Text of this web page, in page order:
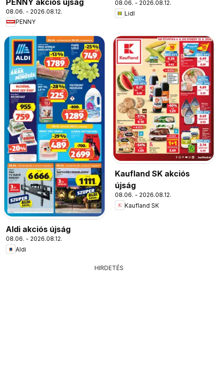
08.06. - 2026.08.12.
PENNY
08.06. - 2026.08.12.
Lidl
Aldi akciós újság
08.06. - 2026.08.12.
Aldi
Kaufland SK akciós
újság
08.06. - 2026.08.12.
Kaufland SK
HIRDETÉS